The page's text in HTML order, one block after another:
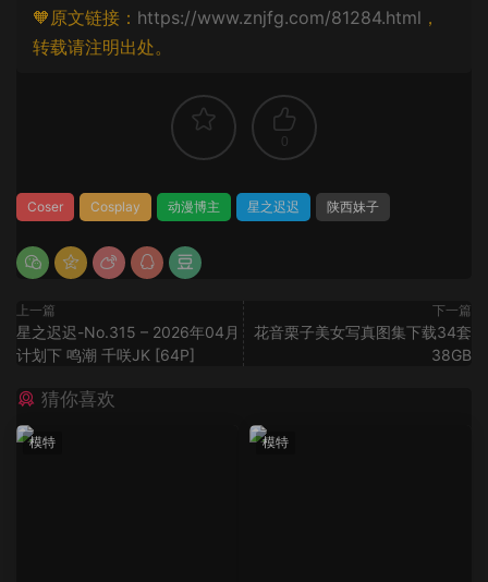
🧡原文链接： https://www.znjfg.com/81284.html ，
转载请注明出处。
0
Coser Cosplay 动漫博主 星之迟迟 陕西妹子
上一篇
星之迟迟-No.315 – 2026年04月
计划下 鸣潮 千咲JK [64P]
下一篇
花音栗子美女写真图集下载34套
38GB
猜你喜欢
模特 模特